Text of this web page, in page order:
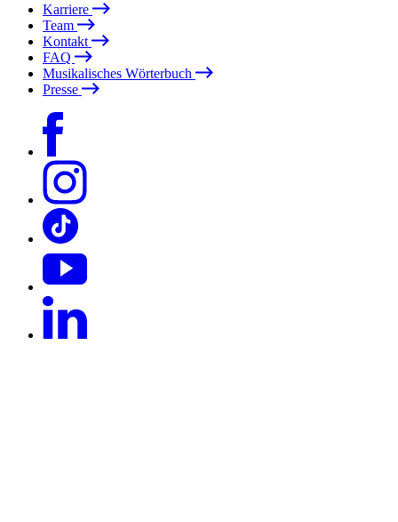
Karriere
Team
Kontakt
FAQ
Musikalisches Wörterbuch
Presse